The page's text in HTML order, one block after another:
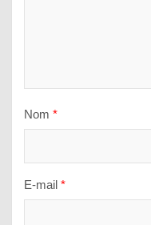
Nom *
E-mail *